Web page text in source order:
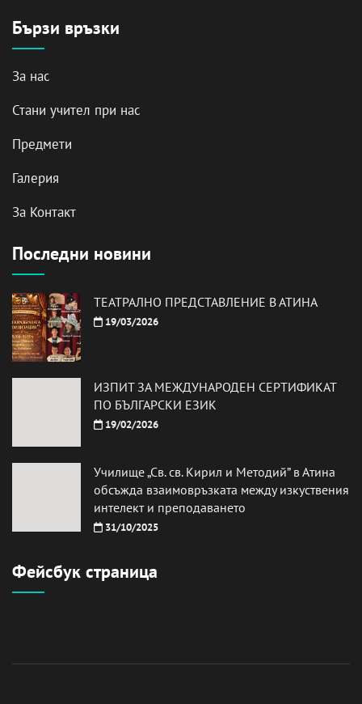
Бързи връзки
За нас
Стани учител при нас
Предмети
Галерия
За Контакт
Последни новини
ТЕАТРАЛНО ПРЕДСТАВЛЕНИЕ В АТИНА
19/03/2026
ИЗПИТ ЗА МЕЖДУНАРОДЕН СЕРТИФИКАТ
ПО БЪЛГАРСКИ ЕЗИК
19/02/2026
Училище „Св. св. Кирил и Методий” в Атина
обсъжда взаимовръзката между изкуствения
интелект и преподаването
31/10/2025
Фейсбук страница